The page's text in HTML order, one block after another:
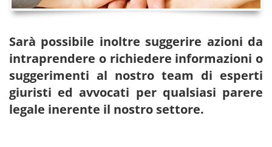
Sarà possibile inoltre suggerire azioni da
intraprendere o richiedere informazioni o
suggerimenti al nostro team di esperti
giuristi ed avvocati per qualsiasi parere
legale inerente il nostro settore.